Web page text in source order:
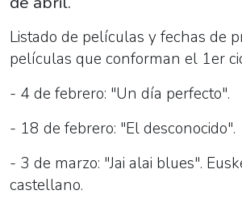
Listado de películas y fechas de
películas que conforman el 1er
- 4 de febrero: "Un día perfecto".
- 18 de febrero: "El desconocido".
- 3 de marzo: "Jai alai blues".
castellano.